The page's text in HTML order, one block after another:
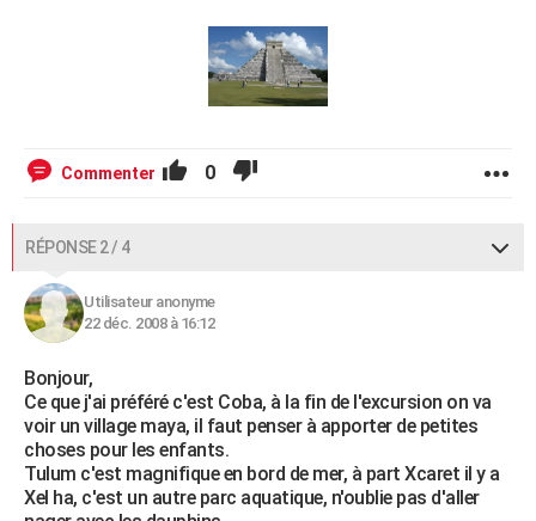
Commenter 0
RÉPONSE 2 / 4
Utilisateur anonyme
22 déc. 2008 à 16:12
Bonjour,
Ce que j'ai préféré c'est Coba, à la fin de l'excursion on va
voir un village maya, il faut penser à apporter de petites
choses pour les enfants.
Tulum c'est magnifique en bord de mer, à part Xcaret il y a
Xel ha, c'est un autre parc aquatique, n'oublie pas d'aller